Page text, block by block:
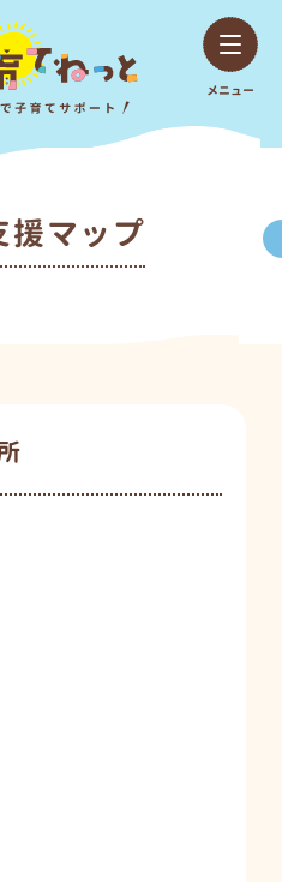
メニュー
援マップ